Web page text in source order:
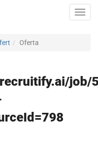
Oferta
job/